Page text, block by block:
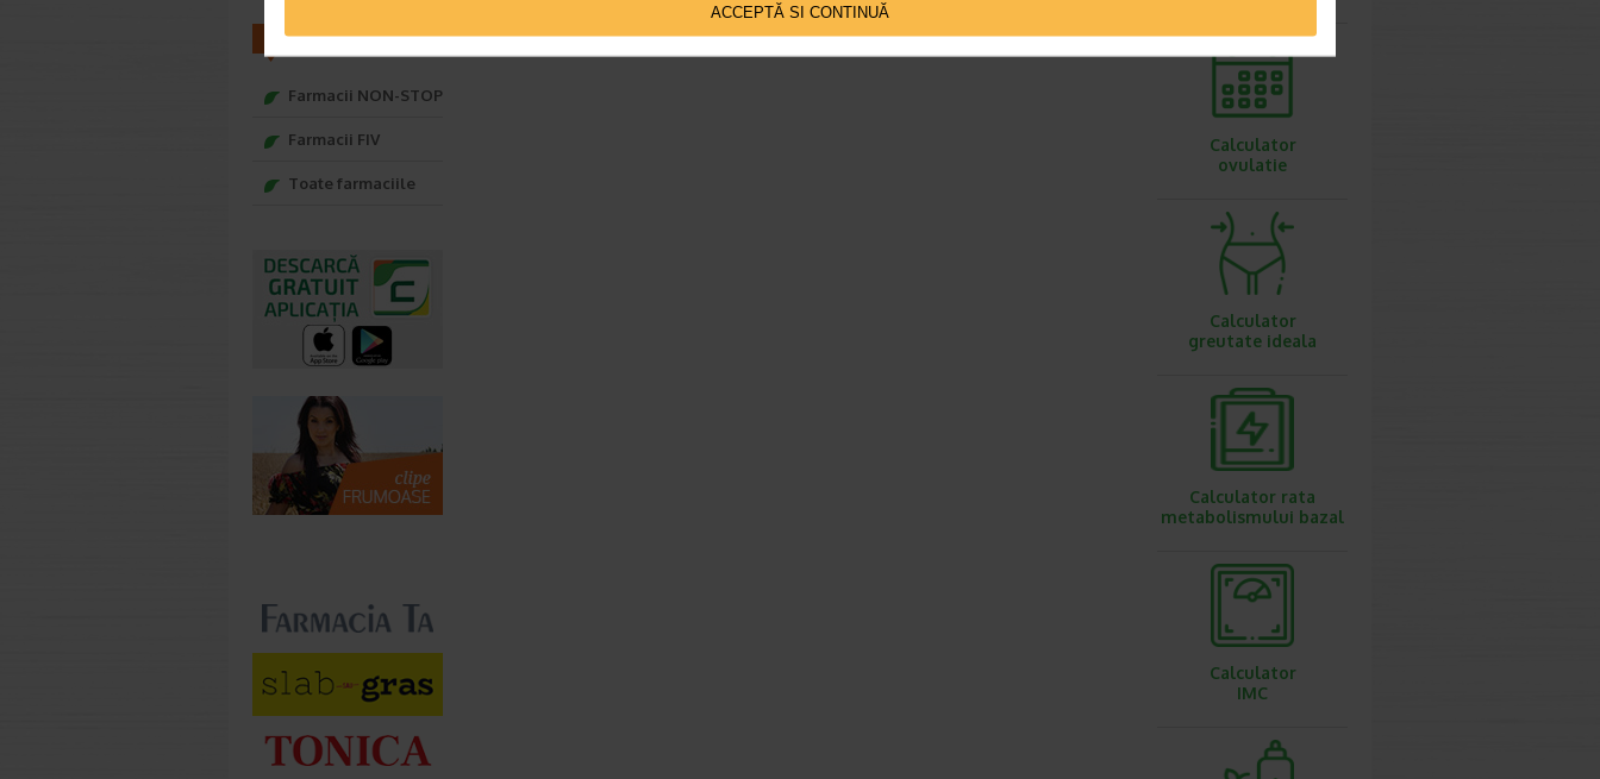
ACCEPTĂ SI CONTINUĂ
FARMACII
Farmacii NON-STOP
Farmacii FIV
Toate farmaciile
Calculator
ovulatie
Calculator
greutate ideala
Calculator rata
metabolismului bazal
Calculator
IMC